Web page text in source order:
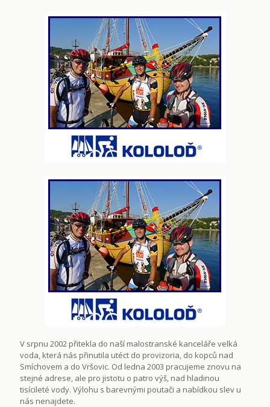
V srpnu 2002 přitekla do naší malostranské kanceláře velká
voda, která nás přinutila utéct do provizoria, do kopců nad
Smíchovem a do Vršovic. Od ledna 2003 pracujeme znovu na
stejné adrese, ale pro jistotu o patro výš, nad hladinou
tisícileté vody. Výlohu s barevnými poutači a nabídkou slev u
nás nenajdete.